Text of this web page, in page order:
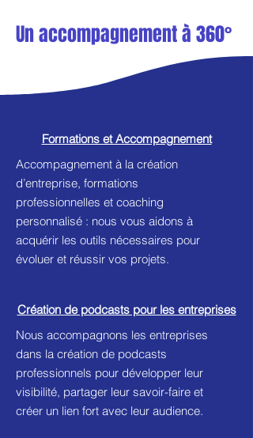
Un accompagnement à 360°
Formations et Accompagnement
Accompagnement à la création
d’entreprise, formations
professionnelles et coaching
personnalisé : nous vous aidons à
acquérir les outils nécessaires pour
évoluer et réussir vos projets.
Création de podcasts pour les entreprises
Nous accompagnons les entreprises
dans la création de podcasts
professionnels pour développer leur
visibilité, partager leur savoir-faire et
créer un lien fort avec leur audience.